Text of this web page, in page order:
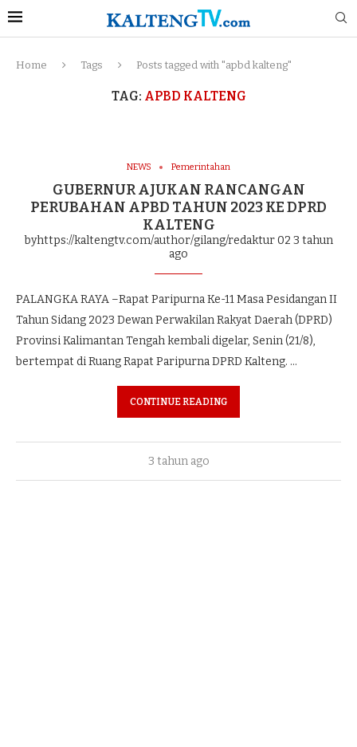
Home Tags Posts tagged with "apbd kalteng"
TAG: APBD KALTENG
NEWS Pemerintahan
GUBERNUR AJUKAN RANCANGAN
PERUBAHAN APBD TAHUN 2023 KE DPRD
KALTENG
byhttps://kaltengtv.com/author/gilang/redaktur 02 3 tahun
ago
PALANGKA RAYA –Rapat Paripurna Ke-11 Masa Pesidangan II
Tahun Sidang 2023 Dewan Perwakilan Rakyat Daerah (DPRD)
Provinsi Kalimantan Tengah kembali digelar, Senin (21/8),
bertempat di Ruang Rapat Paripurna DPRD Kalteng. …
CONTINUE READING
3 tahun ago